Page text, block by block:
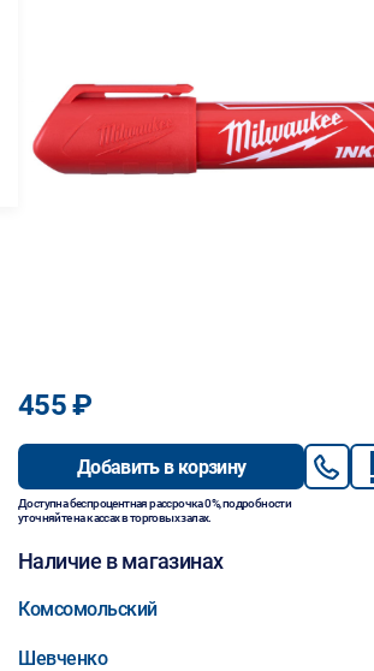
455 ₽
Добавить в корзину
Доступна беспроцентная рассрочка 0%, подробности
уточняйте на кассах в торговых залах.
Наличие в магазинах
Комсомольский
Шевченко